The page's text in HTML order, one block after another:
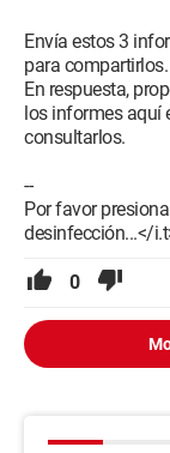
Envía estos 3
para compartirlos.
En respuesta,
los informes aquí
consultarlos.
--
Por favor
desinfección...</
0